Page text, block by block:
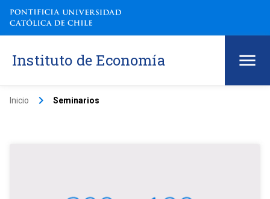
Instituto de Economía
Inicio keyboard_arrow_right Seminarios